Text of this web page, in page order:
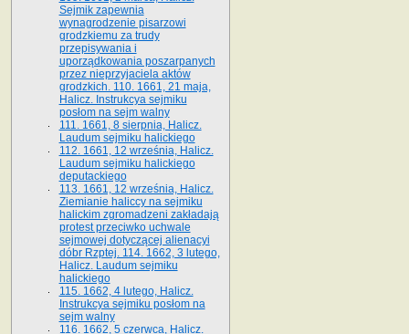
Sejmik zapewnia
wynagrodzenie pisarzowi
grodzkiemu za trudy
przepisywania i
uporządkowania poszarpanych
przez nieprzyjaciela aktów
grodzkich. 110. 1661, 21 maja,
Halicz. Instrukcya sejmiku
posłom na sejm walny
111. 1661, 8 sierpnia, Halicz.
Laudum sejmiku halickiego
112. 1661, 12 września, Halicz.
Laudum sejmiku halickiego
deputackiego
113. 1661, 12 września, Halicz.
Ziemianie haliccy na sejmiku
halickim zgromadzeni zakładają
protest przeciwko uchwale
sejmowej dotyczącej alienacyi
dóbr Rzptej. 114. 1662, 3 lutego,
Halicz. Laudum sejmiku
halickiego
115. 1662, 4 lutego, Halicz.
Instrukcya sejmiku posłom na
sejm walny
116. 1662, 5 czerwca, Halicz.